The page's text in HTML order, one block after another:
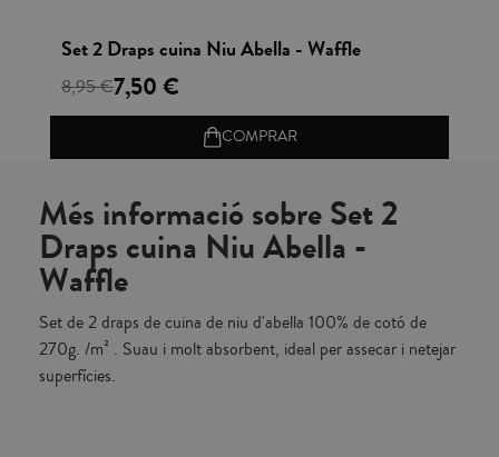
Vista rápida
Set 2 Draps cuina Niu Abella - Waffle
8,95 €7,50 €
COMPRAR
Més informació sobre Set 2
Draps cuina Niu Abella -
Waffle
Set de 2 draps de cuina de niu d'abella 100% de cotó de
270g. /m² . Suau i molt absorbent, ideal per assecar i netejar
superfícies.